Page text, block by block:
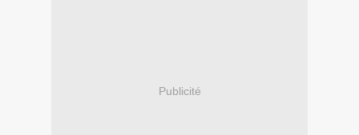
Publicité